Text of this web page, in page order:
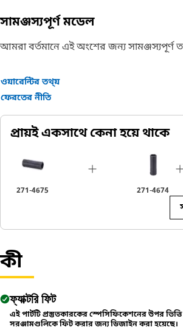
• 5/8" socket size ensures a secure fit and
and damage to fasteners.
• Provided with 6-point deep length for
corrosion.
An Impact Socket is utilized in the
equipment, for servicing where high
সামঞ্জস্যপূর্ণ মডেল
আমরা বর্তমানে এই অংশের জন্য সামঞ্জস্যপূর্ণ
ওয়ারেন্টির তথ্য়
ফেরতের নীতি
প্রায়ই একসাথে কেনা হয়ে থাকে
271-4675 271-4674
কী
ফ্যাক্টরি ফিট
এই পার্টটি প্রস্তুতকারকের স্পেসিফিকেশনের উপর
সরঞ্জামগুলিকে ফিট করার জন্য ডিজাইন করা হয়েছে।